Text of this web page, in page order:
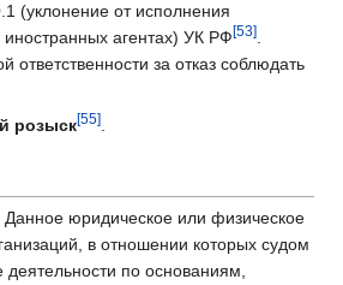
(уклонение от исполнения
агентах) УК РФ[53].
за отказ соблюдать
розыск[55].
Данное юридическое или физическое
в отношении которых судом
по основаниям,